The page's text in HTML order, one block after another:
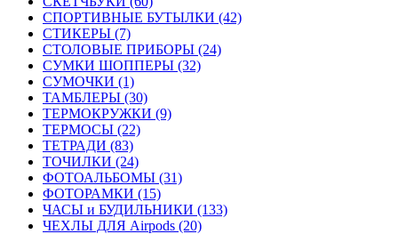
СПОРТИВНЫЕ БУТЫЛКИ (42)
СТИКЕРЫ (7)
СТОЛОВЫЕ ПРИБОРЫ (24)
СУМКИ ШОППЕРЫ (32)
СУМОЧКИ (1)
ТАМБЛЕРЫ (30)
ТЕРМОКРУЖКИ (9)
ТЕРМОСЫ (22)
ТЕТРАДИ (83)
ТОЧИЛКИ (24)
ФОТОАЛЬБОМЫ (31)
ФОТОРАМКИ (15)
ЧАСЫ и БУДИЛЬНИКИ (133)
ЧЕХЛЫ ДЛЯ Airpods (20)